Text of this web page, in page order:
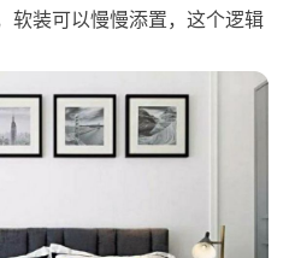
软装可以慢慢添置，这个逻辑